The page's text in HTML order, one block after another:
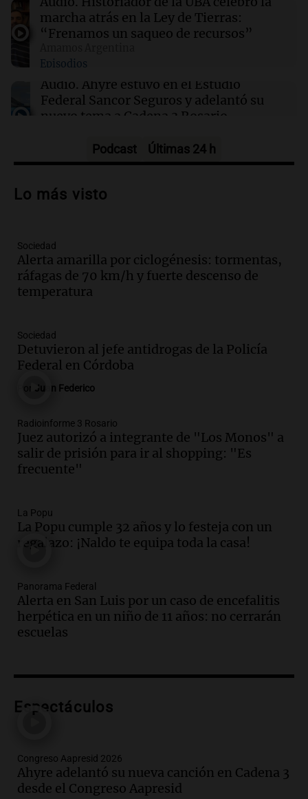
Por qué Boca juega en la cancha de Huracán
ante Estudiantes
19:53 Mundo
La Fiscalía de Guatemala admite ante la CIDH
la cooptación por grupos de poder
marcha atrás en la Ley de Tierras:
“Frenamos un saqueo de recursos”
Episodios
Audio. Ahyre estuvo en el Estudio
Federal Sancor Seguros y adelantó su
nuevo tema a Cadena 3 Rosario.
Audio.Cierre del Paso Internacional
nieve se extiende a 22 días
Audio.
prácticas docentes en Córdoba para
enriquecer su formación educativa
Panorama Federal
Audio.
colaboración con la municipalidad para
la educación y parques
Episodios
de León XIV a Argentina y reflexiona
sobre su impacto espiritual
Panorama Federal
Episodios
revive con la visita de León XIV y una
historia nacida en Córdoba
Viva la Radio
Audio. El ministro de Economía de Santa
Fe relativiza el impacto del fallo sobre
jubilaciones en la provincia
Panorama Federal
Argentina causa gran alegría en Santa
Panorama Federal
organizador de la gira de Juan Pablo II
recordó el desafío logístico
Viva la Radio
Podcast Últimas 24 h
Lo más visto
Sociedad
Alerta amarilla por ciclogénesis: tormentas,
ráfagas de 70 km/h y fuerte descenso de
temperatura
Sociedad
Detuvieron al jefe antidrogas de la Policía
Federal en Córdoba
Juan Federico
Radioinforme 3 Rosario
Juez autorizó a integrante de "Los Monos" a
salir de prisión para ir al shopping: "Es
frecuente"
La Popu
La Popu cumple 32 años y lo festeja con un
regalazo: ¡Naldo te equipa toda la casa!
Panorama Federal
Alerta en San Luis por un caso de encefalitis
herpética en un niño de 11 años: no cerrarán
escuelas
Espectáculos
Congreso Aapresid 2026
Ahyre adelantó su nueva canción en Cadena 3
desde el Congreso Aapresid